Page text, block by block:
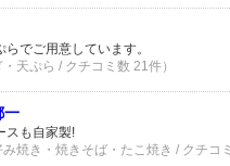
でご用意しています。
天ぷら / クチコミ数 21件）
一
スも自家製!
み焼き・焼きそば・たこ焼き / クチコ